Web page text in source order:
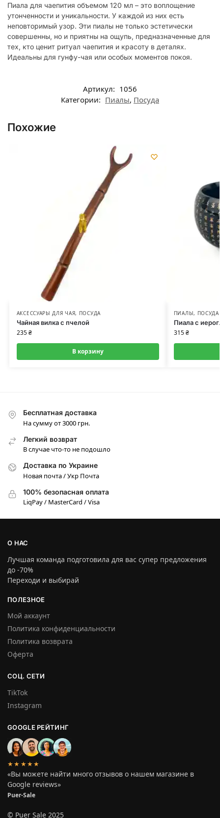
Пиала для чаепития объемом 120 мл – это воплощение
утонченности и уникальности. У каждой из них есть
неповторимый узор. Эти пиалы не только эстетически
совершенны, но и приятны на ощупь, предназначенные для
тех, кто ценит ритуал чаепития и красоту в деталях.
Идеальны для гунфу-чая или особых моментов покоя.
Артикул: 1056
Категории: Пиалы, Посуда
Похожие
АКСЕССУАРЫ ДЛЯ ЧАЯ, ПОСУДА
Чайная вилка с пчелой
235₴
В корзину
ПИАЛЫ, ПОСУДА
Пиала с
315₴
Бесплатная доставка
На сумму от 3000 грн.
Легкий возврат
В случае что-то не подошло
Доставка по Украине
Новая почта / Укр Почта
100% безопасная оплата
LiqPay / MasterCard / Visa
О НАС
Лучшая команда подготовила для вас супер предложения
до -70%
Переходи и выбирай
ПОЛЕЗНОЕ
Мой аккаунт
Политика конфиденциальности
Политика возврата
Оферта
СОЦ. СЕТИ
TikTok
Instagram
GOOGLE РЕЙТИНГ
★★★★★
«Вы можете найти много отзывов о нашем магазине в
Google reviews»
Puer-Sale
© Puer Sale 2025